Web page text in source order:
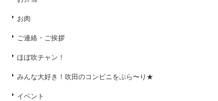
お肉
ご連絡・ご挨拶
ほぼ吹チャン！
みんな大好き！吹田のコンビニをぶら〜り★
イベント